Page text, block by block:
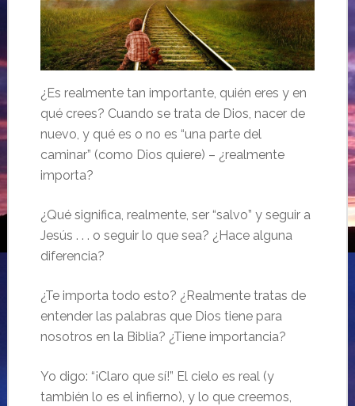
¿Es realmente tan importante, quién eres y en
qué crees? Cuando se trata de Dios, nacer de
nuevo, y qué es o no es “una parte del
caminar” (como Dios quiere) – ¿realmente
importa?
¿Qué significa, realmente, ser “salvo” y seguir a
Jesús . . . o seguir lo que sea? ¿Hace alguna
diferencia?
¿Te importa todo esto? ¿Realmente tratas de
entender las palabras que Dios tiene para
nosotros en la Biblia? ¿Tiene importancia?
Yo digo: “¡Claro que sí!” El cielo es real (y
también lo es el infierno), y lo que creemos,